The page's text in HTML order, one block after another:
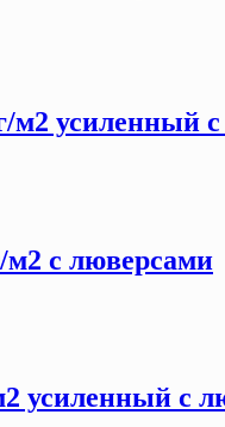
м2 усиленный
м2 с люверсами
усиленный с